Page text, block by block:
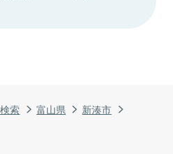
索 富山県
新湊市